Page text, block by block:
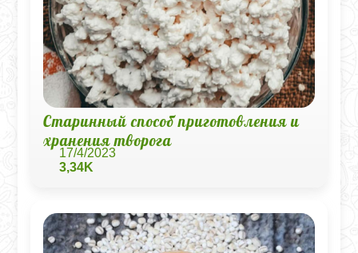
Старинный способ приготовления и
хранения творога
17/4/2023
3,34K